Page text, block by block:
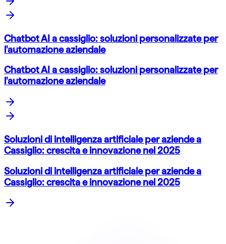
Chatbot AI a cassiglio: soluzioni personalizzate per
l'automazione aziendale
Chatbot AI a cassiglio: soluzioni personalizzate per
l'automazione aziendale
Soluzioni di intelligenza artificiale per aziende a
Cassiglio: crescita e innovazione nel 2025
Soluzioni di intelligenza artificiale per aziende a
Cassiglio: crescita e innovazione nel 2025